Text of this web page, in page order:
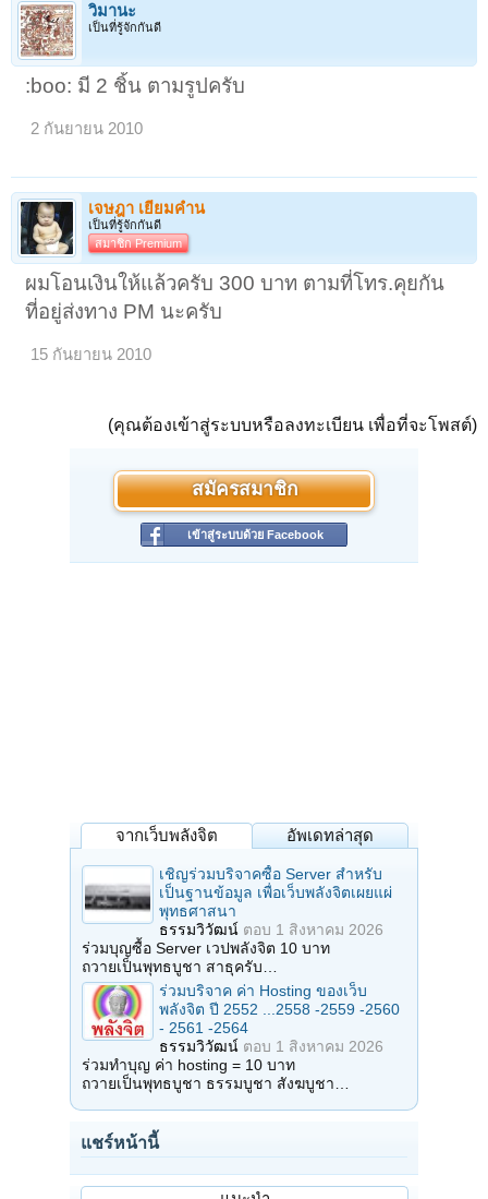
วิมานะ
เป็นที่รู้จักกันดี
:boo: มี 2 ชิ้น ตามรูปครับ
2 กันยายน 2010
เจษฎา เยี่ยมคำน
เป็นที่รู้จักกันดี
สมาชิก Premium
ผมโอนเงินให้แล้วครับ 300 บาท ตามที่โทร.คุยกัน
ที่อยู่ส่งทาง PM นะครับ
15 กันยายน 2010
(คุณต้องเข้าสู่ระบบหรือลงทะเบียน เพื่อที่จะโพสต์)
สมัครสมาชิก
เข้าสู่ระบบด้วย Facebook
จากเว็บพลังจิต อัพเดทล่าสุด
เชิญร่วมบริจาคซื้อ Server สำหรับ
เป็นฐานข้อมูล เพื่อเว็บพลังจิตเผยแผ่
พุทธศาสนา
ธรรมวิวัฒน์ ตอบ 1 สิงหาคม 2026
ร่วมบุญซื้อ Server เวปพลังจิต 10 บาท
ถวายเป็นพุทธบูชา สาธุครับ…
ร่วมบริจาค ค่า Hosting ของเว็บ
พลังจิต ปี 2552 ...2558 -2559 -2560
- 2561 -2564
ธรรมวิวัฒน์ ตอบ 1 สิงหาคม 2026
ร่วมทำบุญ ค่า hosting = 10 บาท
ถวายเป็นพุทธบูชา ธรรมบูชา สังฆบูชา…
แชร์หน้านี้